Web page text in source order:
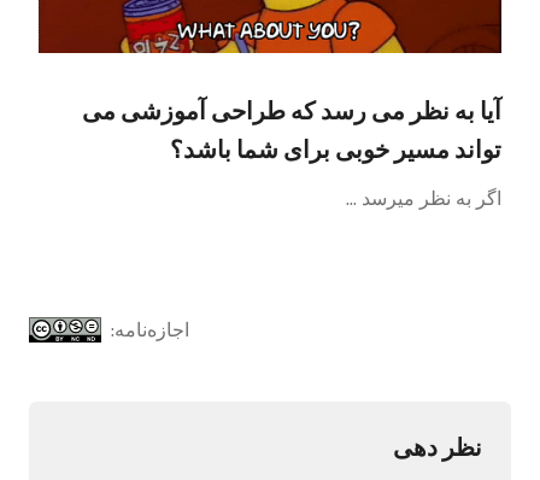
آیا به نظر می رسد که طراحی آموزشی می
تواند مسیر خوبی برای شما باشد؟
اگر به نظر میرسد ...
اجازه‌نامه:
نظر دهی